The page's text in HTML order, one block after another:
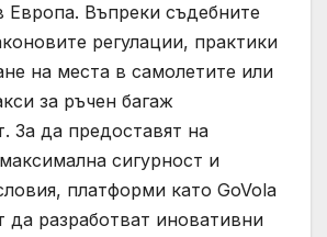
Европа. Въпреки съдебните
регулации, практики
на места в самолетите или
за ръчен багаж
За да предоставят на
сигурност и
платформи като GoVola
да разработват иновативни